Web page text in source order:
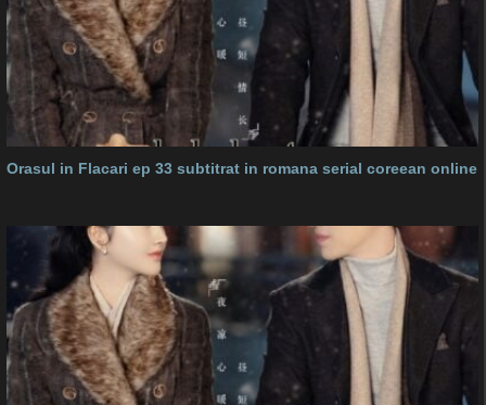
Orasul in Flacari ep 33 subtitrat in romana serial coreean online